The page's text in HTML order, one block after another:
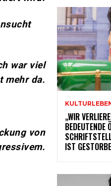
war viel
mehr da.
von
„WIR
BEDEUTENDE
IST